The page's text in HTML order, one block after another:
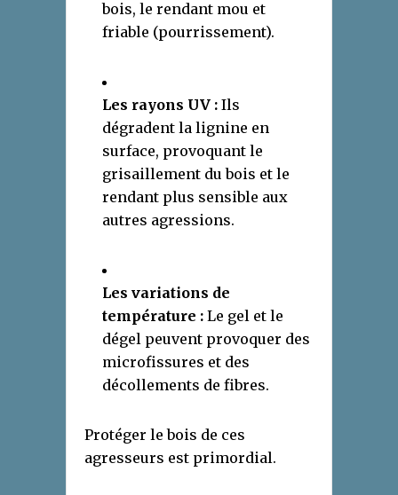
bois, le rendant mou et
friable (pourrissement).
Les rayons UV : Ils
dégradent la lignine en
surface, provoquant le
grisaillement du bois et le
rendant plus sensible aux
autres agressions.
Les variations de
température : Le gel et le
dégel peuvent provoquer des
microfissures et des
décollements de fibres.
Protéger le bois de ces
agresseurs est primordial.